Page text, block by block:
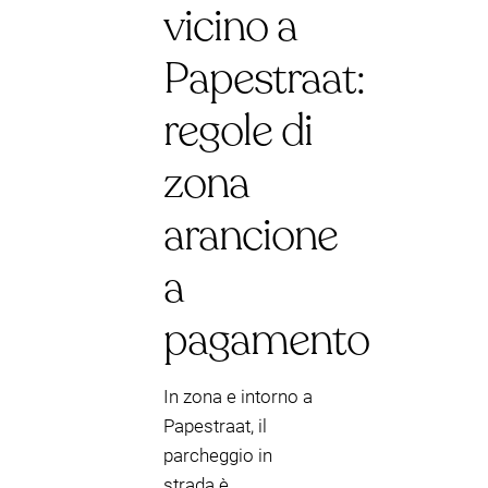
vicino a
Papestraat:
regole di
zona
arancione
a
pagamento
In zona e intorno a
Papestraat, il
parcheggio in